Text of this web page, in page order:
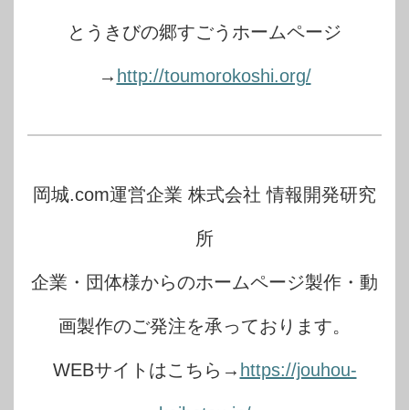
とうきびの郷すごうホームページ
→ http://toumorokoshi.org/
岡城.com運営企業 株式会社 情報開発研究
所
企業・団体様からのホームページ製作・動
画製作のご発注を承っております。
WEBサイトはこちら→ https://jouhou-